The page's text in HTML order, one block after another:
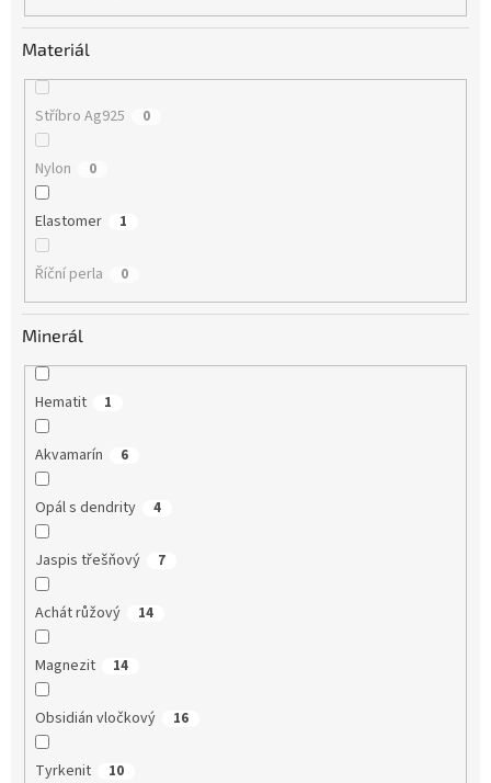
Materiál
Stříbro Ag925 0
Nylon 0
Elastomer 1
Říční perla 0
Minerál
Hematit 1
Akvamarín 6
Opál s dendrity 4
Jaspis třešňový 7
Achát růžový 14
Magnezit 14
Obsidián vločkový 16
Tyrkenit 10